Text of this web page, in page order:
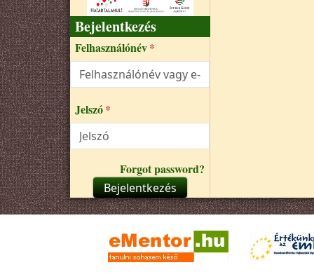
Bejelentkezés
Felhasználónév
Jelszó
Forgot password?
Bejelentkezés